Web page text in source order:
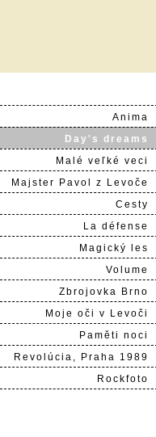
Anima
Day's dreams
Malé veľké veci
Majster Pavol z Levoče
Cesty
La défense
Magický les
Volume
Zbrojovka Brno
Moje oči v Levoči
Paměti noci
Revolúcia, Praha 1989
Rockfoto